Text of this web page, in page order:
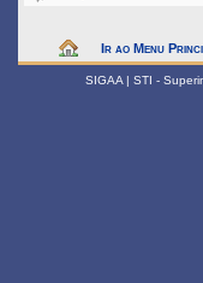
Ir ao Menu
SIGAA | STI -